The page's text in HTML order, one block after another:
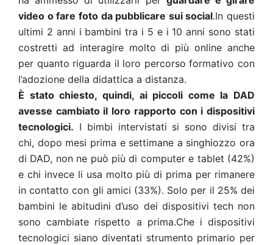
video o fare foto da pubblicare sui social.In questi
ultimi 2 anni i bambini tra i 5 e i 10 anni sono stati
costretti ad interagire molto di più online anche
per quanto riguarda il loro percorso formativo con
l’adozione della didattica a distanza.
È stato chiesto, quindi, ai piccoli come la DAD
avesse cambiato il loro rapporto con i dispositivi
tecnologici. I bimbi intervistati si sono divisi tra
chi, dopo mesi prima e settimane a singhiozzo ora
di DAD, non ne può più di computer e tablet (42%)
e chi invece li usa molto più di prima per rimanere
in contatto con gli amici (33%). Solo per il 25% dei
bambini le abitudini d’uso dei dispositivi tech non
sono cambiate rispetto a prima.Che i dispositivi
tecnologici siano diventati strumento primario per